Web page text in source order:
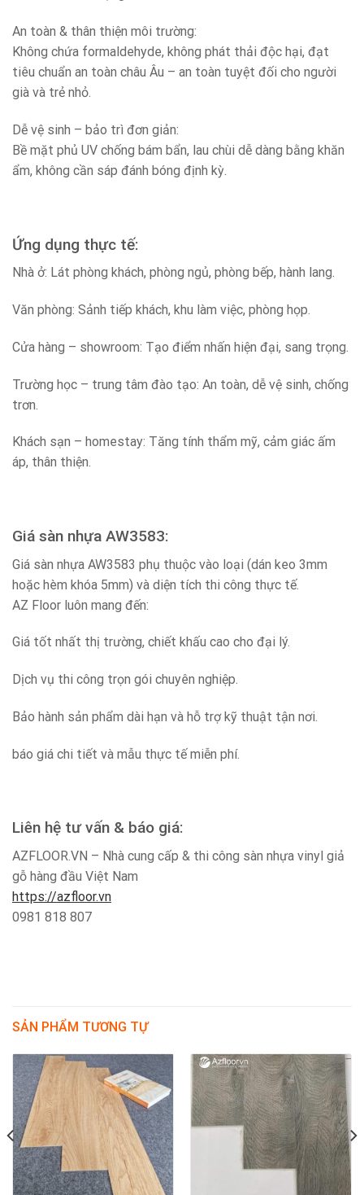
An toàn & thân thiện môi trường:
Không chứa formaldehyde, không phát thải độc hại, đạt
tiêu chuẩn an toàn châu Âu – an toàn tuyệt đối cho người
già và trẻ nhỏ.
Dễ vệ sinh – bảo trì đơn giản:
Bề mặt phủ UV chống bám bẩn, lau chùi dễ dàng bằng khăn
ẩm, không cần sáp đánh bóng định kỳ.
Ứng dụng thực tế:
Nhà ở: Lát phòng khách, phòng ngủ, phòng bếp, hành lang.
Văn phòng: Sảnh tiếp khách, khu làm việc, phòng họp.
Cửa hàng – showroom: Tạo điểm nhấn hiện đại, sang trọng.
Trường học – trung tâm đào tạo: An toàn, dễ vệ sinh, chống
trơn.
Khách sạn – homestay: Tăng tính thẩm mỹ, cảm giác ấm
áp, thân thiện.
Giá sàn nhựa AW3583:
Giá sàn nhựa AW3583 phụ thuộc vào loại (dán keo 3mm
hoặc hèm khóa 5mm) và diện tích thi công thực tế.
AZ Floor luôn mang đến:
Giá tốt nhất thị trường, chiết khấu cao cho đại lý.
Dịch vụ thi công trọn gói chuyên nghiệp.
Bảo hành sản phẩm dài hạn và hỗ trợ kỹ thuật tận nơi.
báo giá chi tiết và mẫu thực tế miễn phí.
Liên hệ tư vấn & báo giá:
AZFLOOR.VN – Nhà cung cấp & thi công sàn nhựa vinyl giả
gỗ hàng đầu Việt Nam
https://azfloor.vn
0981 818 807
SẢN PHẨM TƯƠNG TỰ